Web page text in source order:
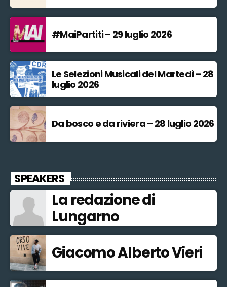
#MaiPartiti – 29 luglio 2026
Le Selezioni Musicali del Martedì – 28
luglio 2026
Da bosco e da riviera – 28 luglio 2026
SPEAKERS
La redazione di
Lungarno
Giacomo Alberto Vieri